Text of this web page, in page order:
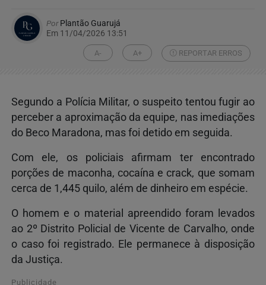
PorPlantão Guarujá
Em 11/04/2026 13:51
A- A+ REPORTAR ERROS
Segundo a Polícia Militar, o suspeito tentou fugir ao
perceber a aproximação da equipe, nas imediações
do Beco Maradona, mas foi detido em seguida.
Com ele, os policiais afirmam ter encontrado
porções de maconha, cocaína e crack, que somam
cerca de 1,445 quilo, além de dinheiro em espécie.
O homem e o material apreendido foram levados
ao 2º Distrito Policial de Vicente de Carvalho, onde
o caso foi registrado. Ele permanece à disposição
da Justiça.
Publicidade